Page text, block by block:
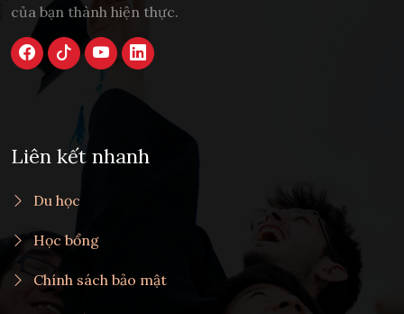
của bạn thành hiện thực.
Liên kết nhanh
Du học
Học bổng
Chính sách bảo mật